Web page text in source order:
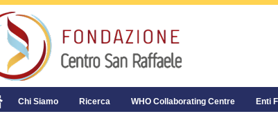
Chi Siamo Ricerca WHO Collaborating Centre Enti